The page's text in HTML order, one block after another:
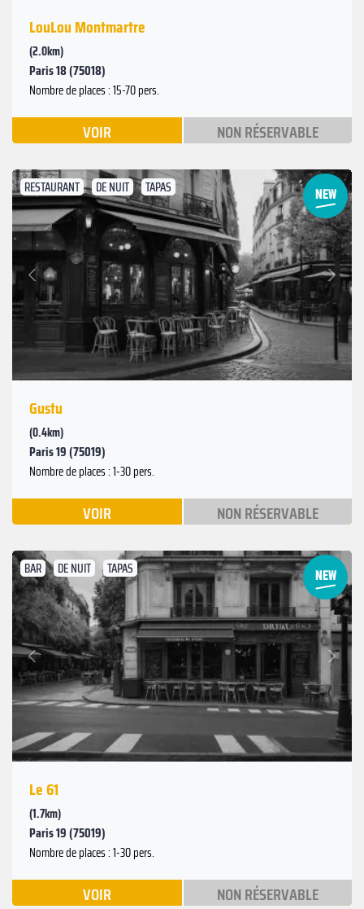
LouLou Montmartre
(2.0km)
Paris 18 (75018)
Nombre de places : 15-70 pers.
VOIR NON RÉSERVABLE
RESTAURANT DE NUIT TAPAS
Précédent
Suivant
Gustu
(0.4km)
Paris 19 (75019)
Nombre de places : 1-30 pers.
VOIR NON RÉSERVABLE
BAR DE NUIT TAPAS
Précédent
Suivant
Le 61
(1.7km)
Paris 19 (75019)
Nombre de places : 1-30 pers.
VOIR NON RÉSERVABLE